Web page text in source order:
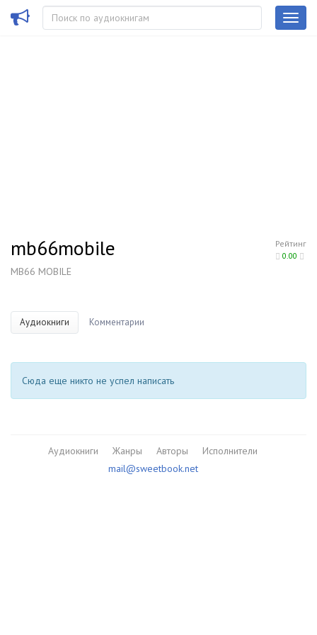
Рейтинг
0.00
mb66mobile
MB66 MOBILE
Аудиокниги Комментарии
Сюда еще никто не успел написать
Аудиокниги Жанры Авторы
Исполнители
mail@sweetbook.net